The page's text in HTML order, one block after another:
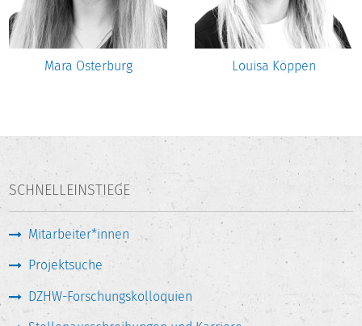
Mara Osterburg Louisa Köppen
SCHNELLEINSTIEGE
Mitarbeiter*innen
Projektsuche
DZHW-Forschungskolloquien